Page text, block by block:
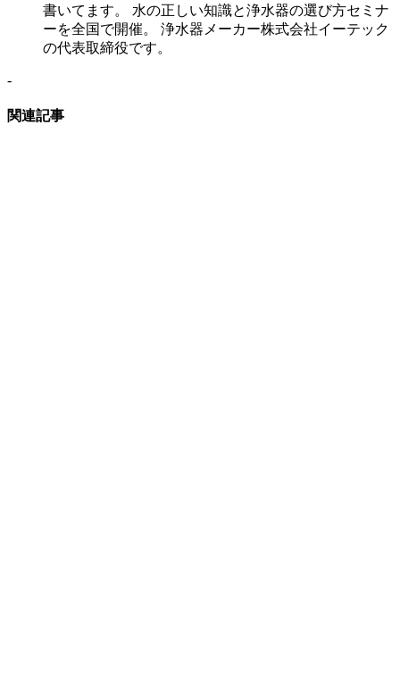
書いてます。 水の正しい知識と浄水器の選び方セミナ
ーを全国で開催。 浄水器メーカー株式会社イーテック
の代表取締役です。
-
関連記事